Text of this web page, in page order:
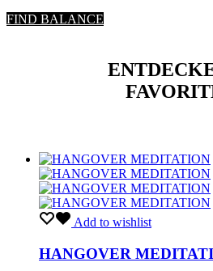
FIND BALANCE
Add to wishlist
HANGOVER